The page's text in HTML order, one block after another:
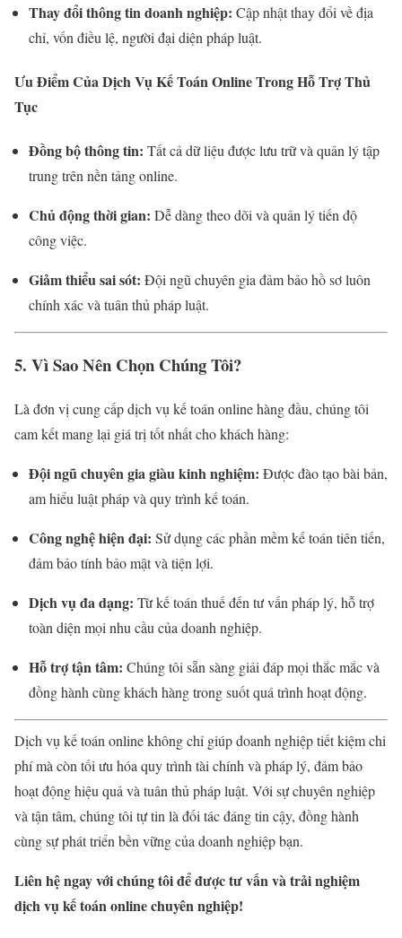
Thay đổi thông tin doanh nghiệp: Cập nhật thay đổi về địa
chỉ, vốn điều lệ, người đại diện pháp luật.
Ưu Điểm Của Dịch Vụ Kế Toán Online Trong Hỗ Trợ Thủ
Tục
Đồng bộ thông tin: Tất cả dữ liệu được lưu trữ và quản lý tập
trung trên nền tảng online.
Chủ động thời gian: Dễ dàng theo dõi và quản lý tiến độ
công việc.
Giảm thiểu sai sót: Đội ngũ chuyên gia đảm bảo hồ sơ luôn
chính xác và tuân thủ pháp luật.
5. Vì Sao Nên Chọn Chúng Tôi?
Là đơn vị cung cấp dịch vụ kế toán online hàng đầu, chúng tôi
cam kết mang lại giá trị tốt nhất cho khách hàng:
Đội ngũ chuyên gia giàu kinh nghiệm: Được đào tạo bài bản,
am hiểu luật pháp và quy trình kế toán.
Công nghệ hiện đại: Sử dụng các phần mềm kế toán tiên tiến,
đảm bảo tính bảo mật và tiện lợi.
Dịch vụ đa dạng: Từ kế toán thuế đến tư vấn pháp lý, hỗ trợ
toàn diện mọi nhu cầu của doanh nghiệp.
Hỗ trợ tận tâm: Chúng tôi sẵn sàng giải đáp mọi thắc mắc và
đồng hành cùng khách hàng trong suốt quá trình hoạt động.
Dịch vụ kế toán online không chỉ giúp doanh nghiệp tiết kiệm chi
phí mà còn tối ưu hóa quy trình tài chính và pháp lý, đảm bảo
hoạt động hiệu quả và tuân thủ pháp luật. Với sự chuyên nghiệp
và tận tâm, chúng tôi tự tin là đối tác đáng tin cậy, đồng hành
cùng sự phát triển bền vững của doanh nghiệp bạn.
Liên hệ ngay với chúng tôi để được tư vấn và trải nghiệm
dịch vụ kế toán online chuyên nghiệp!